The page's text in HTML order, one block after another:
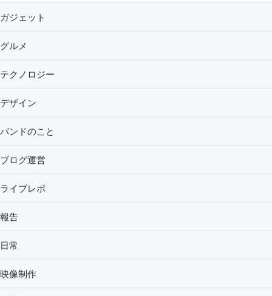
ガジェット
グルメ
テクノロジー
デザイン
バンドのこと
ブログ運営
ライブレポ
報告
日常
映像制作